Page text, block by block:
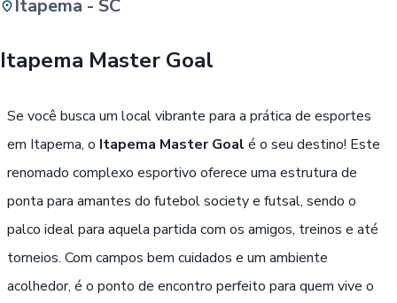
Itapema - SC
Itapema Master Goal
Se você busca um local vibrante para a prática de esportes
em Itapema, o Itapema Master Goal é o seu destino! Este
renomado complexo esportivo oferece uma estrutura de
ponta para amantes do futebol society e futsal, sendo o
palco ideal para aquela partida com os amigos, treinos e até
torneios. Com campos bem cuidados e um ambiente
acolhedor, é o ponto de encontro perfeito para quem vive o